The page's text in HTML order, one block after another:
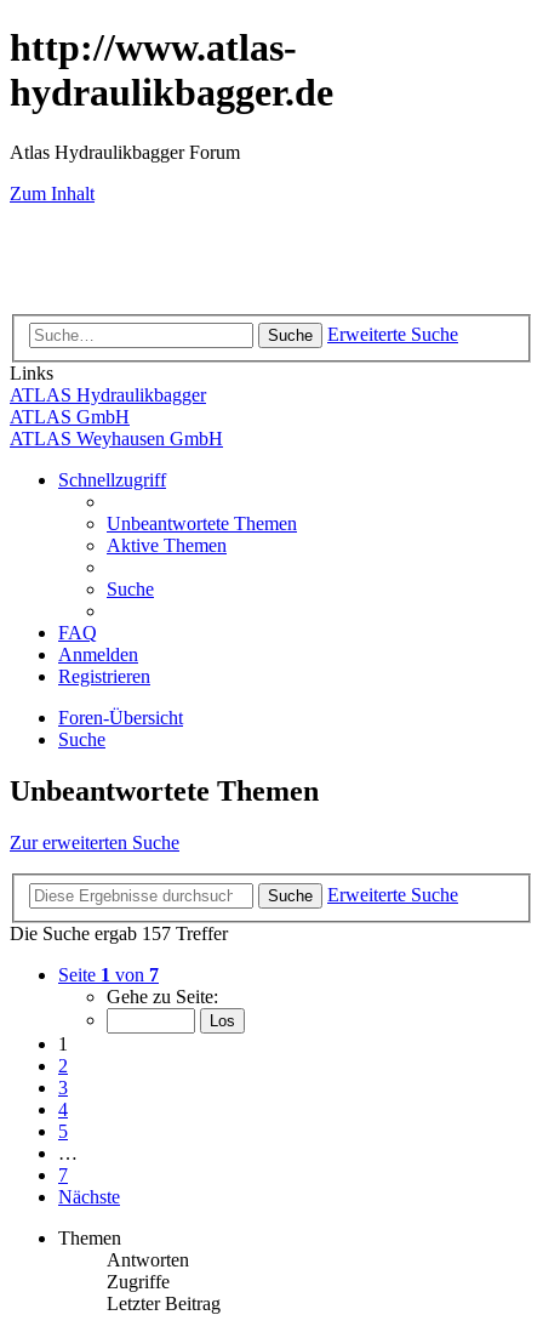
http://www.atlas-
hydraulikbagger.de
Atlas Hydraulikbagger Forum
Zum Inhalt
Suche
Erweiterte Suche
Links
ATLAS Hydraulikbagger
ATLAS GmbH
ATLAS Weyhausen GmbH
Schnellzugriff
Unbeantwortete Themen
Aktive Themen
Suche
FAQ
Anmelden
Registrieren
Foren-Übersicht
Suche
Unbeantwortete Themen
Zur erweiterten Suche
Suche
Erweiterte Suche
Die Suche ergab 157 Treffer
Seite 1 von 7
Gehe zu Seite:
1
2
3
4
5
…
7
Nächste
Themen
Antworten
Zugriffe
Letzter Beitrag